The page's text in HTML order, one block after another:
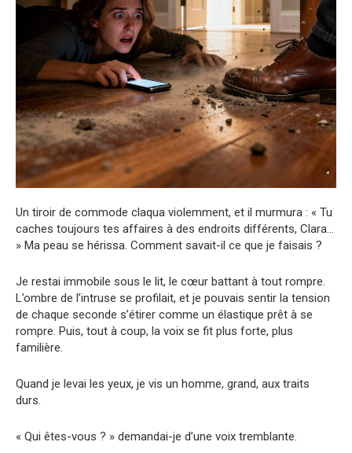
Un tiroir de commode claqua violemment, et il murmura : « Tu
caches toujours tes affaires à des endroits différents, Clara…
» Ma peau se hérissa. Comment savait-il ce que je faisais ?
Je restai immobile sous le lit, le cœur battant à tout rompre.
L’ombre de l’intruse se profilait, et je pouvais sentir la tension
de chaque seconde s’étirer comme un élastique prêt à se
rompre. Puis, tout à coup, la voix se fit plus forte, plus
familière.
Quand je levai les yeux, je vis un homme, grand, aux traits
durs.
« Qui êtes-vous ? » demandai-je d’une voix tremblante.